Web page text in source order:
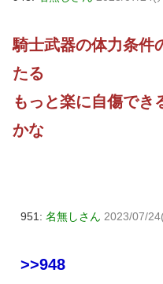
騎士武器の体力条件
たる
もっと楽に自傷でき
かな
951: 名無しさん 2023/07/
>>948